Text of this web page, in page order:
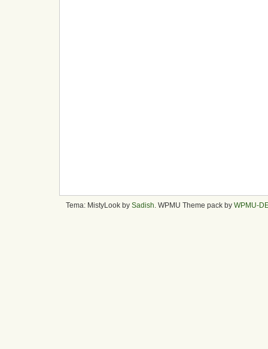
Tema: MistyLook by Sadish . WPMU Theme pack by WPMU-